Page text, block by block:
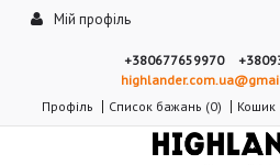
Мій профіль
+380677659970
Профіль
Список бажань (0) Кошик